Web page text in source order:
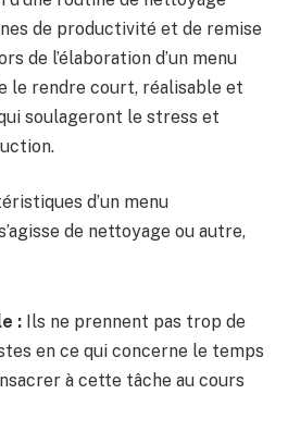
de productivité et de remise
de l’élaboration d’un menu
le rendre court, réalisable et
soulageront le stress et
d’un menu
de nettoyage ou autre,
: Ils ne prennent pas trop de
en ce qui concerne le temps
à cette tâche au cours